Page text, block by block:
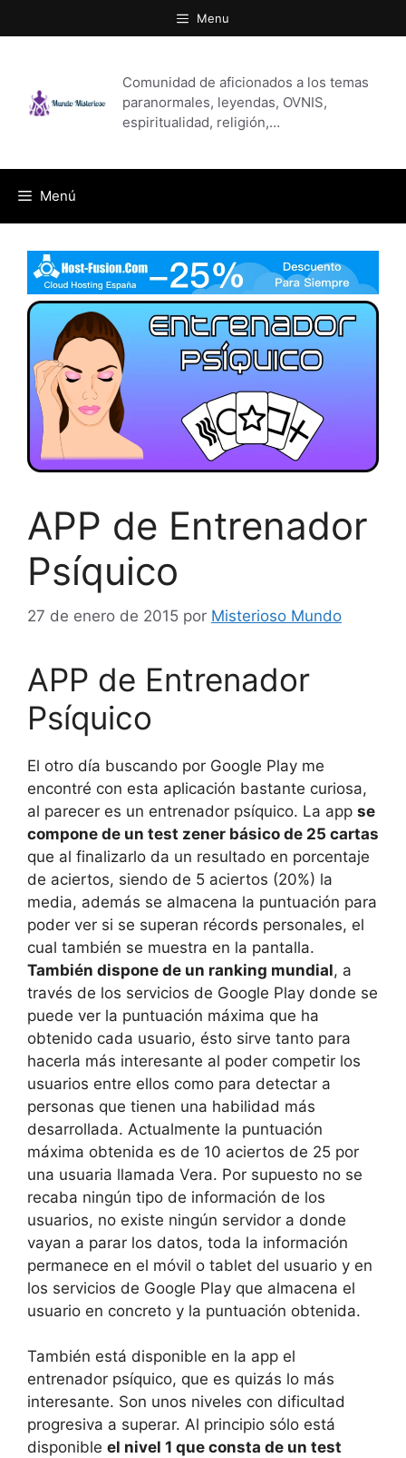
al
Menu
Comunidad de aficionados a los temas
paranormales, leyendas, OVNIS,
espiritualidad, religión,…
Menú
APP de Entrenador
Psíquico
27 de enero de 2015 por Misterioso Mundo
APP de Entrenador
Psíquico
El otro día buscando por Google Play me
encontré con esta aplicación bastante curiosa,
al parecer es un entrenador psíquico. La app se
compone de un test zener básico de 25 cartas
que al finalizarlo da un resultado en porcentaje
de aciertos, siendo de 5 aciertos (20%) la
media, además se almacena la puntuación para
poder ver si se superan récords personales, el
cual también se muestra en la pantalla.
También dispone de un ranking mundial, a
través de los servicios de Google Play donde se
puede ver la puntuación máxima que ha
obtenido cada usuario, ésto sirve tanto para
hacerla más interesante al poder competir los
usuarios entre ellos como para detectar a
personas que tienen una habilidad más
desarrollada. Actualmente la puntuación
máxima obtenida es de 10 aciertos de 25 por
una usuaria llamada Vera. Por supuesto no se
recaba ningún tipo de información de los
usuarios, no existe ningún servidor a donde
vayan a parar los datos, toda la información
permanece en el móvil o tablet del usuario y en
los servicios de Google Play que almacena el
usuario en concreto y la puntuación obtenida.
También está disponible en la app el
entrenador psíquico, que es quizás lo más
interesante. Son unos niveles con dificultad
progresiva a superar. Al principio sólo está
disponible el nivel 1 que consta de un test